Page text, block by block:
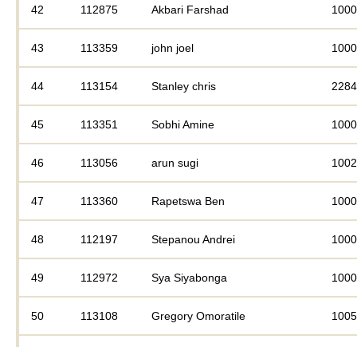
42 112875 Akbari Farshad
43 113359 john joel
44 113154 Stanley chris
45 113351 Sobhi Amine
46 113056 arun sugi
47 113360 Rapetswa Ben
48 112197 Stepanou Andrei
49 112972 Sya Siyabonga
50 113108 Gregory Omoratile